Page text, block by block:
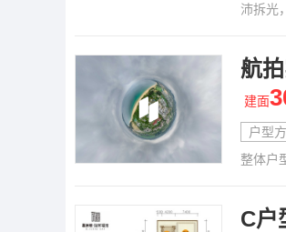
沛拆光
航
建面
户型
整体户
C户